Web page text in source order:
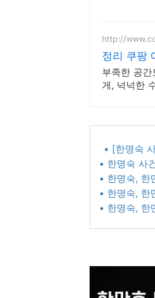
http://
정리 쿠팡
부족한 공
게, 넉넉한
• [한명숙
• 한명숙 사
• 한명숙, 한
• 한명숙, 한
• 한명숙, 한